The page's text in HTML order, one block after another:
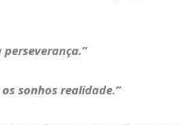
sonhos realidade.”